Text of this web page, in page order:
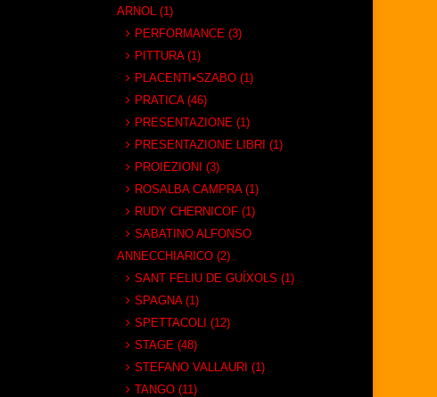
ARNOL (1)
PERFORMANCE (3)
PITTURA (1)
PLACENTI•SZABO (1)
PRATICA (46)
PRESENTAZIONE (1)
PRESENTAZIONE LIBRI (1)
PROIEZIONI (3)
ROSALBA CAMPRA (1)
RUDY CHERNICOF (1)
SABATINO ALFONSO
ANNECCHIARICO (2)
SANT FELIU DE GUÍXOLS (1)
SPAGNA (1)
SPETTACOLI (12)
STAGE (48)
STEFANO VALLAURI (1)
TANGO (11)